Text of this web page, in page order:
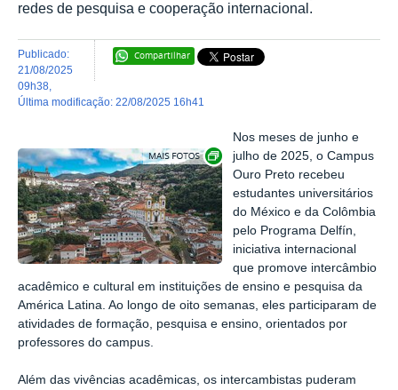
redes de pesquisa e cooperação internacional.
Compartilhar
publicado:
21/08/2025
09h38
última modificação: 22/08/2025 16h41
Exibir carrossel de imagens
Nos meses de junho e
julho de 2025, o Campus
Ouro Preto recebeu
estudantes universitários
do México e da Colômbia
pelo Programa Delfín,
iniciativa internacional
que promove intercâmbio
acadêmico e cultural em instituições de ensino e pesquisa da
América Latina. Ao longo de oito semanas, eles participaram de
atividades de formação, pesquisa e ensino, orientados por
professores do campus.
Além das vivências acadêmicas, os intercambistas puderam